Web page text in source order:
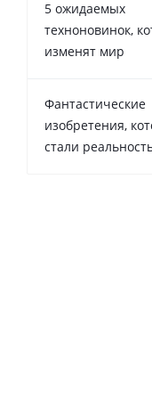
5 ожидаемых
техноновинок,
изменят мир
Фантастические
изобретения,
стали